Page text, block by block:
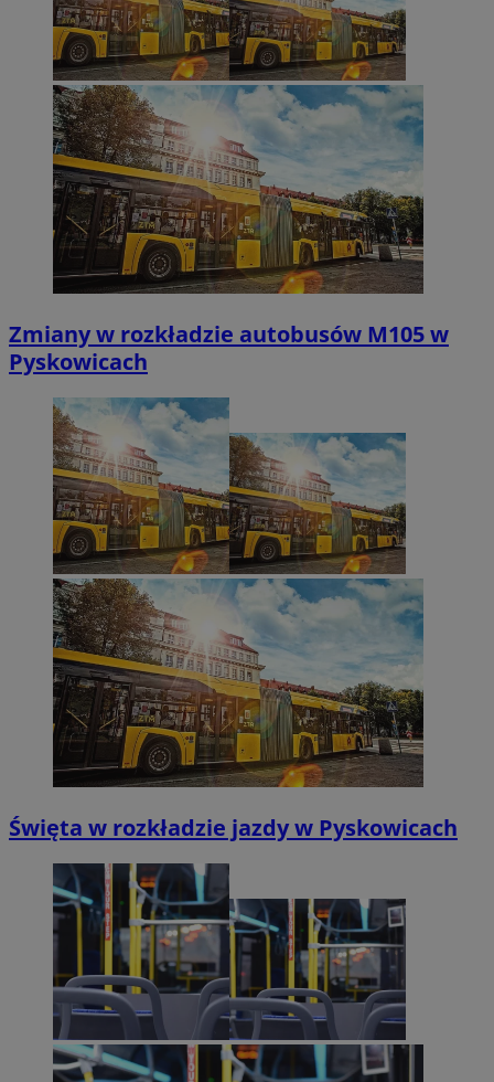
Zmiany w rozkładzie autobusów M105 w
Pyskowicach
Święta w rozkładzie jazdy w Pyskowicach